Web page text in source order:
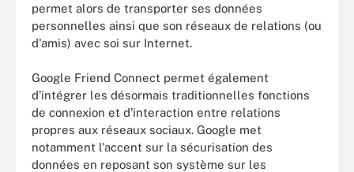
permet alors de transporter ses données
personnelles ainsi que son réseaux de relations (ou
d'amis) avec soi sur Internet.
Google Friend Connect permet également
d'intégrer les désormais traditionnelles fonctions
de connexion et d'interaction entre relations
propres aux réseaux sociaux. Google met
notamment l'accent sur la sécurisation des
données en reposant son système sur les